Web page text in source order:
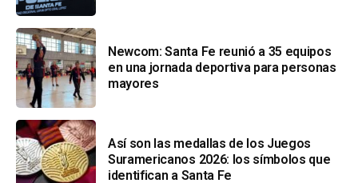
Newcom: Santa Fe reunió a 35 equipos
en una jornada deportiva para personas
mayores
Así son las medallas de los Juegos
Suramericanos 2026: los símbolos que
identifican a Santa Fe